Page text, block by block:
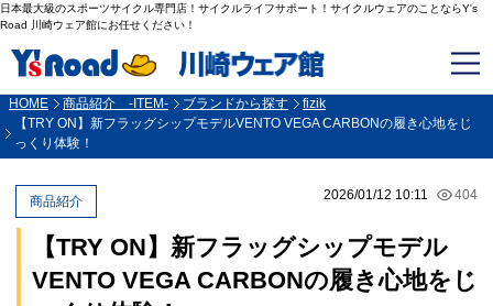
日本最大級のスポーツサイクル専門店！サイクルライフサポート！サイクルウェアのことならY's
Road 川崎ウェア館にお任せください！
HOME 商品紹介 -ITEM- ブランドから探す
fizik
【TRY ON】新フラッグシップモデルVENTO VEGA CARBONの履き心地をじ
っくり体験！
2026/01/12 10:11 404
商品紹介
【TRY ON】新フラッグシップモデル
VENTO VEGA CARBONの履き心地をじ